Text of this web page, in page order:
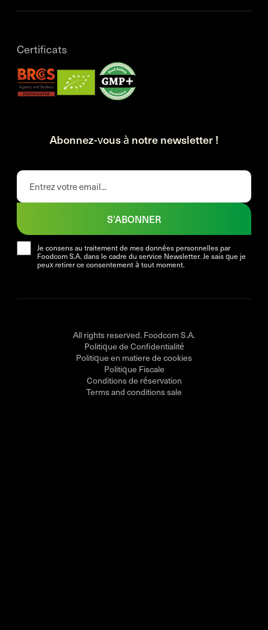
Certificats
Abonnez-vous à notre newsletter !
Je consens au traitement de mes données personnelles par
Foodcom S.A. dans le cadre du service Newsletter. Je sais que je
peux retirer ce consentement à tout moment.
S'ABONNER
All rights reserved. Foodcom S.A.
Politique de Confidentialité
Politique en matiere de cookies
Politique Fiscale
Conditions de réservation
Terms and conditions sale